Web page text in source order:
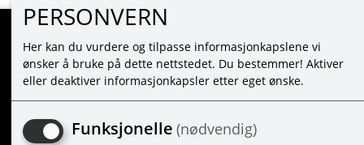
MINE SIDER
LOG PÅ
VILKÅR
PERSONVERN
Her kan du vurdere og tilpasse informasjonkapslene vi
ønsker å bruke på dette nettstedet. Du bestemmer! Aktiver
eller deaktiver informasjonkapsler etter eget ønske.
Funksjonelle (nødvendig)